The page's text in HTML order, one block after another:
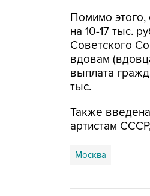
Помимо
на 10-17 тыс.
Советского
вдовам
выплата
тыс.
Также
артистам
Москва